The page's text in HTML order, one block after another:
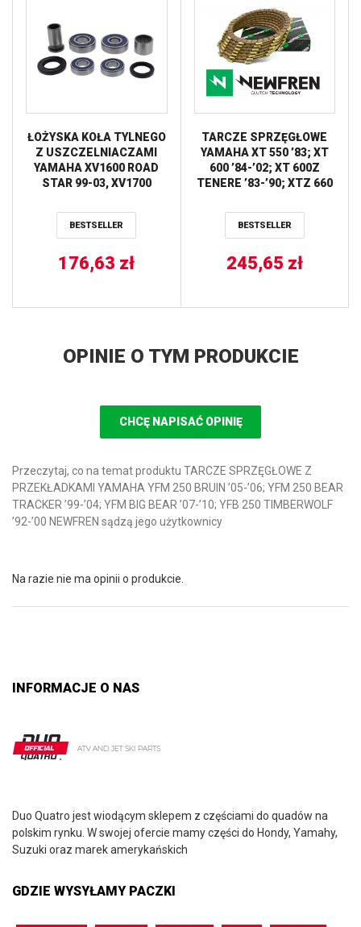
ŁOŻYSKA KOŁA TYLNEGO
Z USZCZELNIACZAMI
YAMAHA XV1600 ROAD
STAR 99-03, XV1700
10 ALL BALLS
BESTSELLER
176,63 zł
TARCZE SPRZĘGŁOWE
YAMAHA XT 550 ’83; XT
600 ’84-’02; XT 600Z
TENERE ’83-’90; XTZ 660
’85-91; SZR 660 ’85-’91;
YFM 660 RAPTOR ’01-’05
BESTSELLER
245,65 zł
OPINIE O TYM PRODUKCIE
CHCĘ NAPISAĆ OPINIĘ
Przeczytaj, co na temat produktu TARCZE SPRZĘGŁOWE Z
PRZEKŁADKAMI YAMAHA YFM 250 BRUIN ’05-’06; YFM 250 BEAR
TRACKER ’99-’04; YFM BIG BEAR ’07-’10; YFB 250 TIMBERWOLF
’92-’00 NEWFREN sądzą jego użytkownicy
Na razie nie ma opinii o produkcie.
INFORMACJE O NAS
Duo Quatro jest wiodącym sklepem z częściami do quadów na
polskim rynku. W swojej ofercie mamy części do Hondy, Yamahy,
Suzuki oraz marek amerykańskich
GDZIE WYSYŁAMY PACZKI